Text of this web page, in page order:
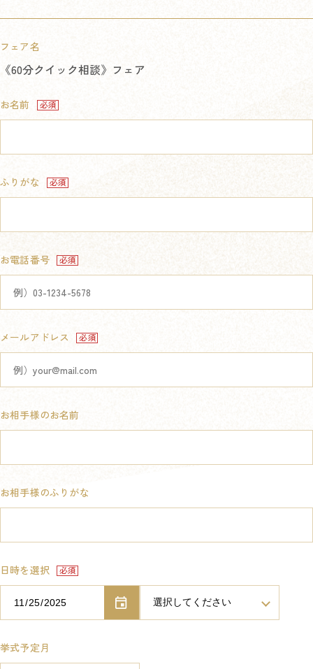
フェア名
《60分クイック相談》フェア
お名前
ふりがな
お電話番号
メールアドレス
お相手様のお名前
お相手様のふりがな
日時を選択
挙式予定月